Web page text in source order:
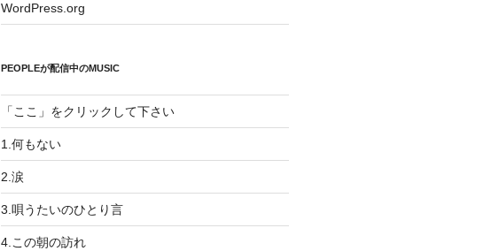
WordPress.org
PEOPLEが配信中のMUSIC
「ここ」をクリックして下さい
1.何もない
2.涙
3.唄うたいのひとり言
4.この朝の訪れ